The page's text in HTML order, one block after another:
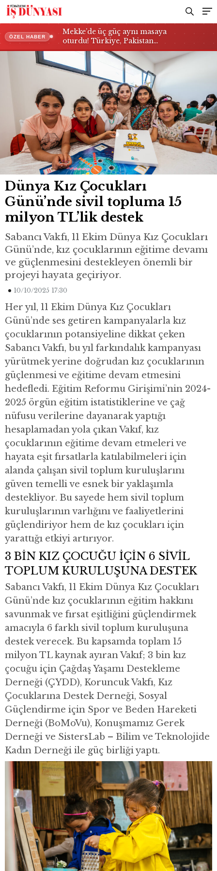
ÖZEL HABER
Mekke’de üç güç aynı masaya
oturdu! Türkiye, Pakistan…
Dünya Kız Çocukları
Günü’nde sivil topluma 15
milyon TL’lik destek
Sabancı Vakfı, 11 Ekim Dünya Kız Çocukları
Günü’nde, kız çocuklarının eğitime devamı
ve güçlenmesini destekleyen önemli bir
projeyi hayata geçiriyor.
10/10/2025 17:30
Her yıl, 11 Ekim Dünya Kız Çocukları
Günü’nde ses getiren kampanyalarla kız
çocuklarının potansiyeline dikkat çeken
Sabancı Vakfı, bu yıl farkındalık kampanyası
yürütmek yerine doğrudan kız çocuklarının
güçlenmesi ve eğitime devam etmesini
hedefledi. Eğitim Reformu Girişimi’nin 2024-
2025 örgün eğitim istatistiklerine ve çağ
nüfusu verilerine dayanarak yaptığı
hesaplamadan yola çıkan Vakıf, kız
çocuklarının eğitime devam etmeleri ve
hayata eşit fırsatlarla katılabilmeleri için
alanda çalışan sivil toplum kuruluşlarını
güven temelli ve esnek bir yaklaşımla
destekliyor. Bu sayede hem sivil toplum
kuruluşlarının varlığını ve faaliyetlerini
güçlendiriyor hem de kız çocukları için
yarattığı etkiyi artırıyor.
3 BİN KIZ ÇOCUĞU İÇİN 6 SİVİL
TOPLUM KURULUŞUNA DESTEK
Sabancı Vakfı, 11 Ekim Dünya Kız Çocukları
Günü’nde kız çocuklarının eğitim hakkını
savunmak ve fırsat eşitliğini güçlendirmek
amacıyla 6 farklı sivil toplum kuruluşuna
destek verecek. Bu kapsamda toplam 15
milyon TL kaynak ayıran Vakıf; 3 bin kız
çocuğu için Çağdaş Yaşamı Destekleme
Derneği (ÇYDD), Koruncuk Vakfı, Kız
Çocuklarına Destek Derneği, Sosyal
Güçlendirme için Spor ve Beden Hareketi
Derneği (BoMoVu), Konuşmamız Gerek
Derneği ve SistersLab – Bilim ve Teknolojide
Kadın Derneği ile güç birliği yaptı.